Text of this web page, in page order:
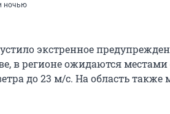
ночью
экстренное
в регионе ожидаются местами
до 23 м/с. На область также